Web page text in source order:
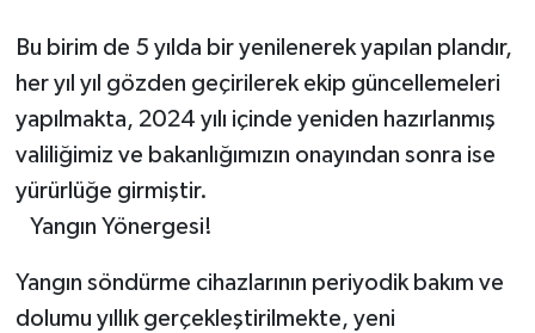
Bu birim de 5 yılda bir yenilenerek yapılan plandır,
her yıl yıl gözden geçirilerek ekip güncellemeleri
yapılmakta, 2024 yılı içinde yeniden hazırlanmış
valiliğimiz ve bakanlığımızın onayından sonra ise
yürürlüğe girmiştir.
Yangın Yönergesi!
Yangın söndürme cihazlarının periyodik bakım ve
dolumu yıllık gerçekleştirilmekte, yeni